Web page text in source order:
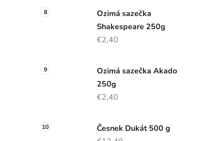
Ozimá sazečka
Shakespeare 250g
€2,40
Ozimá sazečka Akado
250g
€2,40
Česnek Dukát 500 g